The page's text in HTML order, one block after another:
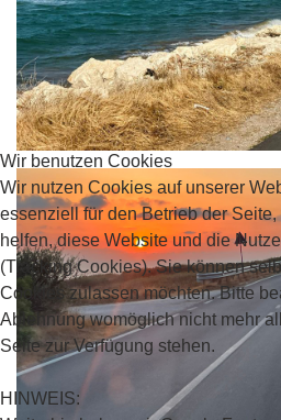
Wir benutzen Cookies
Wir nutzen Cookies auf unserer
essenziell für den Betrieb der
helfen, diese Website und die
(Tracking Cookies). Sie können
Cookies zulassen möchten. Bitte
Ablehnung womöglich nicht mehr
Seite zur Verfügung stehen.
HINWEIS: